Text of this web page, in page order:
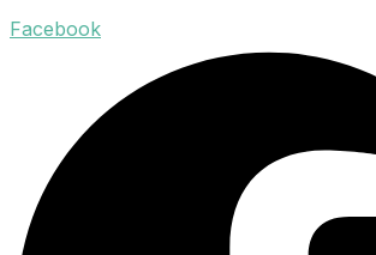
Facebook